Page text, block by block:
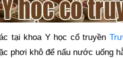
tại khoa Y học cổ truyền
phơi khô để nấu nước uống